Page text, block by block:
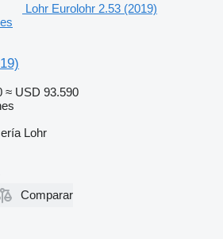
Lohr Eurolohr 2.53 (2019)
≈ USD 93.590
Lohr
Comparar